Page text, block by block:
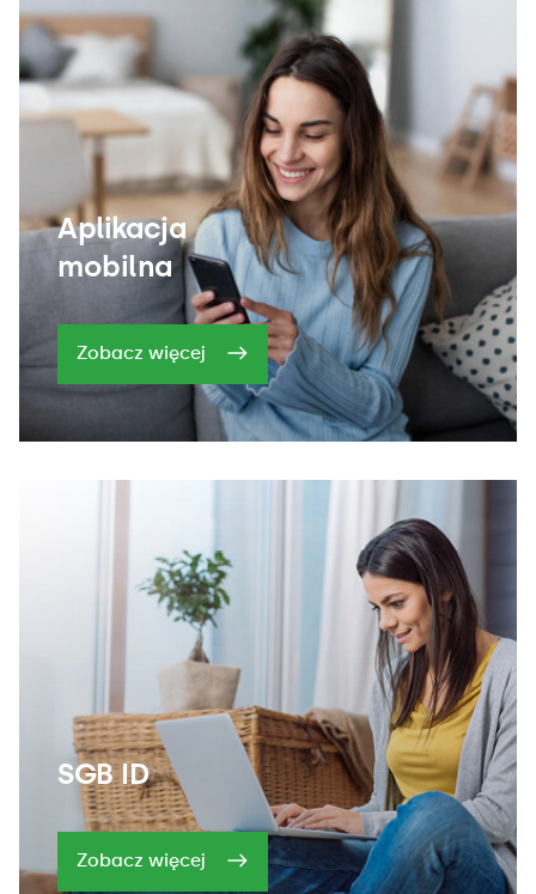
Aplikacja
mobilna
Zobacz więcej
SGB ID
Zobacz więcej